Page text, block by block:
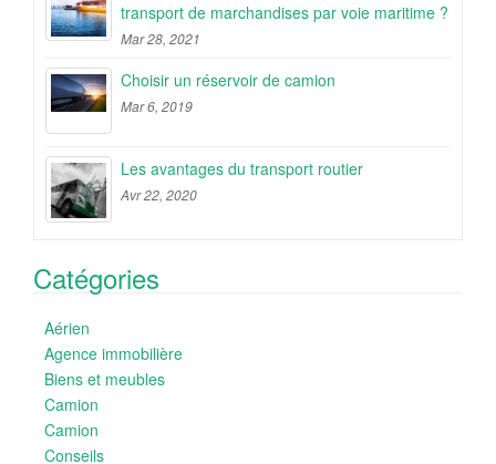
transport de marchandises par voie maritime ?
Mar 28, 2021
Choisir un réservoir de camion
Mar 6, 2019
Les avantages du transport routier
Avr 22, 2020
Catégories
Aérien
Agence immobilière
Biens et meubles
Camion
Camion
Conseils